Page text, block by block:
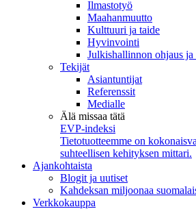
Ilmastotyö
Maahanmuutto
Kulttuuri ja taide
Hyvinvointi
Julkishallinnon ohjaus ja
Tekijät
Asiantuntijat
Referenssit
Medialle
Älä missaa tätä
EVP-indeksi
Tietotuotteemme on
suhteellisen kehityksen mittari.
Ajankohtaista
Blogit ja uutiset
Kahdeksan miljoonaa
Verkkokauppa